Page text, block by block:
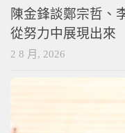
陳金鋒談鄭宗哲、
從努力中展現出來
2 8 月, 2026